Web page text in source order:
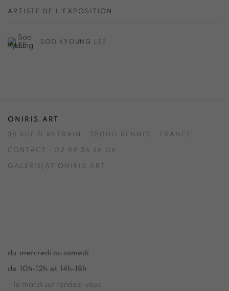
ARTISTE DE L'EXPOSITION
SOO KYOUNG LEE
ONIRIS.ART
38 RUE D’ANTRAIN . 35000 RENNES . FRANCE
CONTACT : 02 99 36 46 06 .
GALERIE[AT]ONIRIS.ART
du mercredi au samedi
de 10h-12h et 14h-18h
+ le mardi sur rendez-vous